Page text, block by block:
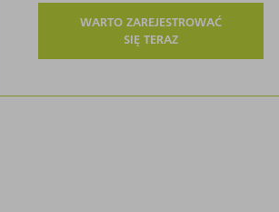
WARTO ZAREJESTROWAĆ
SIĘ TERAZ